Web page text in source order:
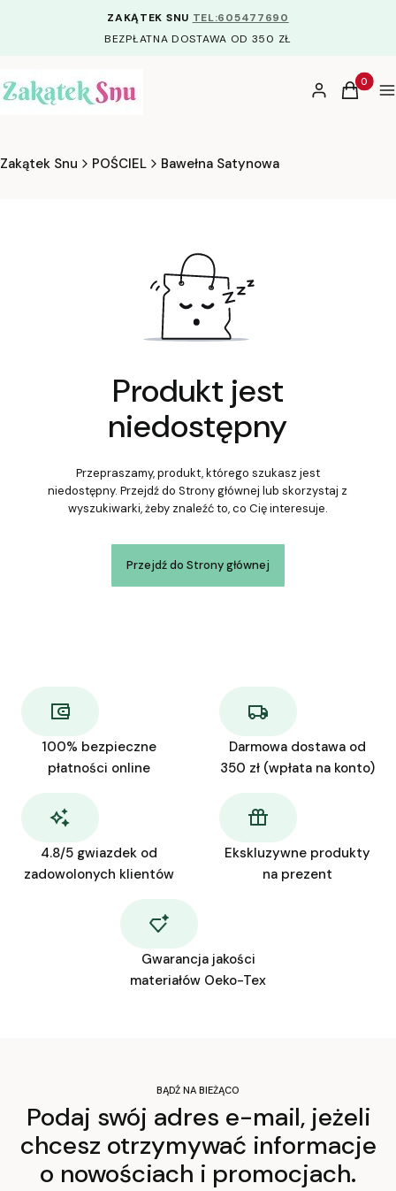
ZAKĄTEK SNU TEL:605477690
BEZPŁATNA DOSTAWA OD 350 ZŁ
Zaloguj sięKoszyk
Zakątek Snu POŚCIEL Bawełna Satynowa
Produkt jest
niedostępny
Przepraszamy, produkt, którego szukasz jest
niedostępny. Przejdź do Strony głównej lub skorzystaj z
wyszukiwarki, żeby znaleźć to, co Cię interesuje.
Przejdź do Strony głównej
100% bezpieczne
płatności online
Darmowa dostawa od
350 zł (wpłata na konto)
4.8/5 gwiazdek od
zadowolonych klientów
Ekskluzywne produkty
na prezent
Gwarancja jakości
materiałów Oeko-Tex
BĄDŹ NA BIEŻĄCO
Podaj swój adres e-mail, jeżeli
chcesz otrzymywać informacje
o nowościach i promocjach.